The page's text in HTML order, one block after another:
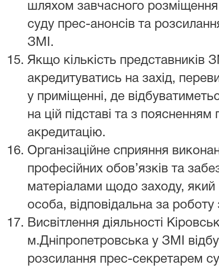
шляхом завчасного розміщення
суду прес-анонсів та
ЗМІ.
Якщо кількість представників
акредитуватись на захід,
у приміщенні, де
на цій підставі та з
акредитацію.
Організаційне сприяння
професійних обов’язків та
матеріалами щодо заходу, який
особа, відповідальна за роботу
Висвітлення діяльності
м.Дніпропетровська у ЗМІ
розсилання прес-секретарем